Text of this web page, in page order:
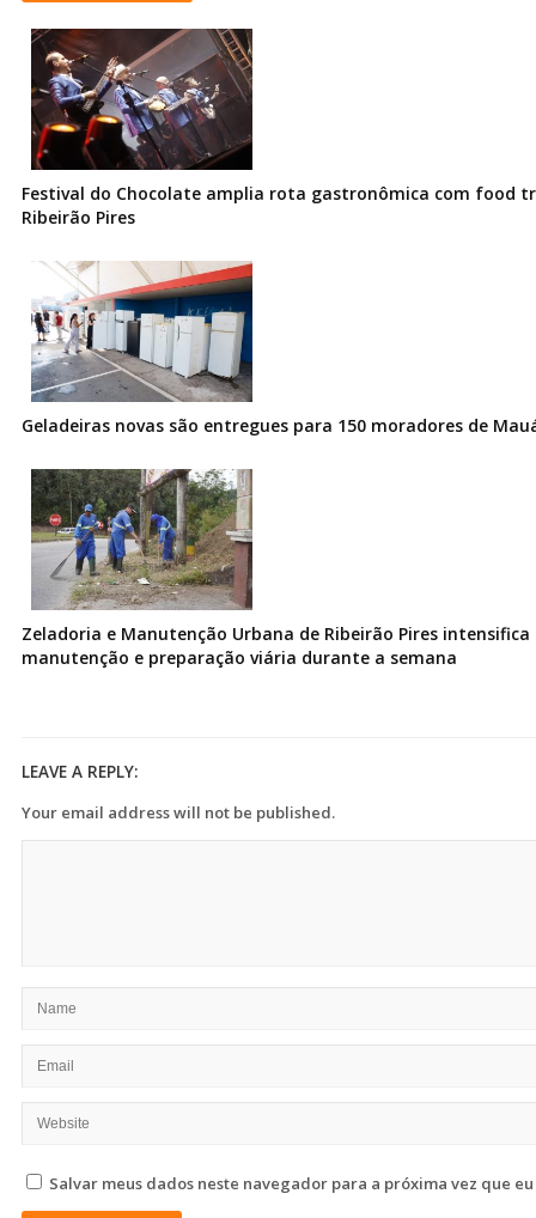
Festival do Chocolate amplia rota gastronômica com food
Ribeirão Pires
Geladeiras novas são entregues para 150 moradores de
Zeladoria e Manutenção Urbana de Ribeirão Pires intensifica
manutenção e preparação viária durante a semana
LEAVE A REPLY:
Your email address will not be published.
Salvar meus dados neste navegador para a próxima vez que